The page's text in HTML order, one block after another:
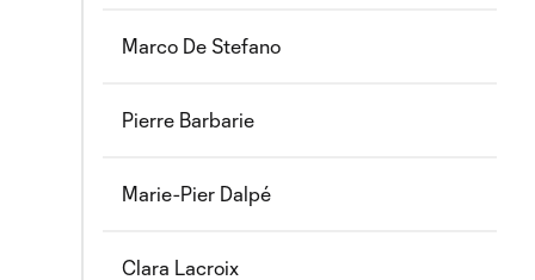
Marco De Stefano
Pierre Barbarie
Marie-Pier Dalpé
Clara Lacroix